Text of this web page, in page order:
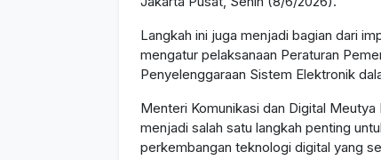
Langkah ini juga menjadi bagian dari
mengatur pelaksanaan Peraturan
Penyelenggaraan Sistem Elektronik
Menteri Komunikasi dan Digital
menjadi salah satu langkah penting
perkembangan teknologi digital yang